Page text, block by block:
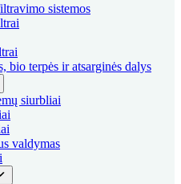
sistemos
bio terpės ir atsarginės dalys
siurbliai
valdymas